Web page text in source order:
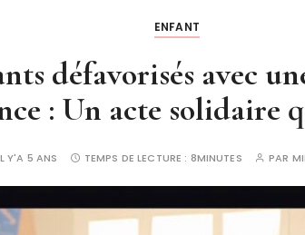
ENFANT
défavorisés avec
: Un acte solidaire
Y'A 5 ANS TEMPS DE LECTURE : 8MINUTES PAR